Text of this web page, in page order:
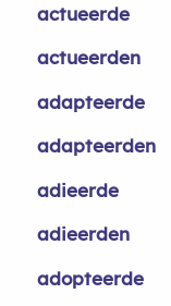
actueerde
actueerden
adapteerde
adapteerden
adieerde
adieerden
adopteerde